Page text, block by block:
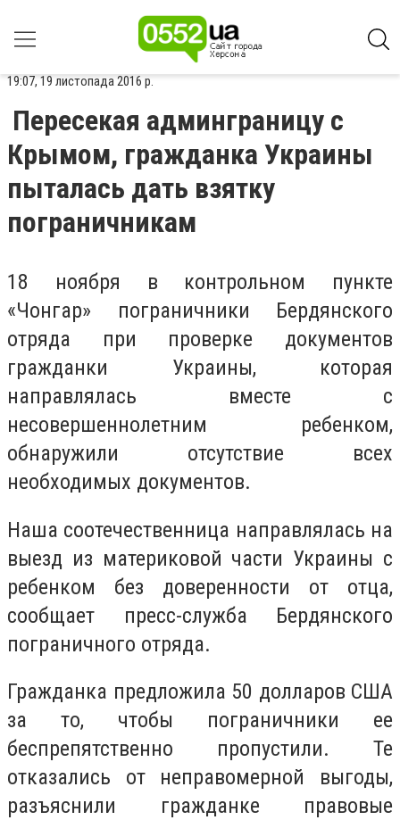
19:07, 19 листопада 2016 р.
Пересекая админграницу с
Крымом, гражданка Украины
пыталась дать взятку
пограничникам
18 ноября в контрольном пункте
«Чонгар» пограничники Бердянского
отряда при проверке документов
гражданки Украины, которая
направлялась вместе с
несовершеннолетним ребенком,
обнаружили отсутствие всех
необходимых документов.
Наша соотечественница направлялась на
выезд из материковой части Украины с
ребенком без доверенности от отца,
сообщает пресс-служба Бердянского
пограничного отряда.
Гражданка предложила 50 долларов США
за то, чтобы пограничники ее
беспрепятственно пропустили. Те
отказались от неправомерной выгоды,
разъяснили гражданке правовые